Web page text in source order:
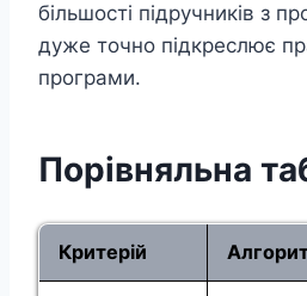
більшості підручників з
дуже точно підкреслює
програми.
Порівняльна
Критерій